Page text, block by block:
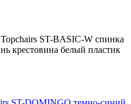
ST-BASIC-W спинка
крестовина белый пластик